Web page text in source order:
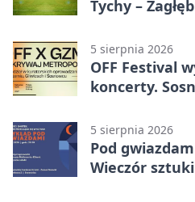
Tychy –
przed przerwą
5 sierpnia 2026
OFF Festival
koncerty.
5 sierpnia 2026
Pod
Wieczór